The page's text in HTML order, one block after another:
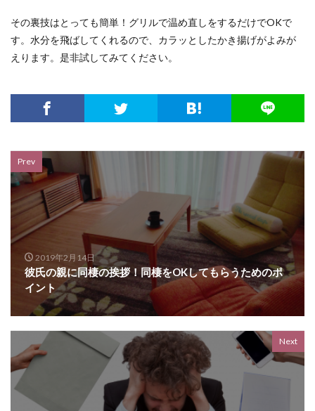
その裏技はとっても簡単！グリルで温め直しをするだけでOKで
す。水分を飛ばしてくれるので、カラッとしたかき揚げがよみが
えります。是非試してみてください。
Prev
2019年2月14日
彼氏の親に同棲の挨拶！同棲をOKしてもらうためのポ
イント
Next